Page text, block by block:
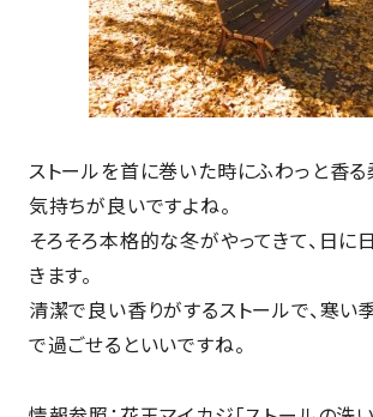
ストールを首に巻いた時にふわっと香る
気持ちが良いですよね。
そろそろ本格的な冬がやってきて、日に
きます。
清潔で良い香りがするストールで、寒
で過ごせるといいですね。